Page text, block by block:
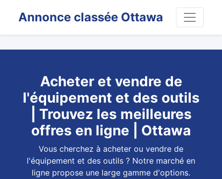
Annonce classée Ottawa
Acheter et vendre de
l'équipement et des outils
| Trouvez les meilleures
offres en ligne | Ottawa
Vous cherchez à acheter ou vendre de
l'équipement et des outils ? Notre marché en
ligne propose une large gamme d'options.